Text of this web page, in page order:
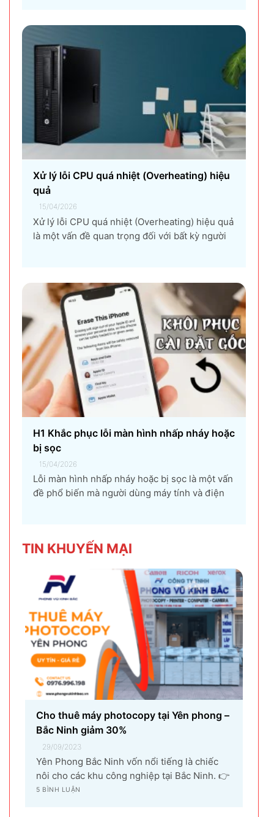
chi phí vận hành, ngày càng nhiều doanh
nghiệp lựa chọn giải pháp...
Xử lý lỗi CPU quá nhiệt (Overheating) hiệu
quả
15/04/2026
Xử lý lỗi CPU quá nhiệt (Overheating) hiệu quả
là một vấn đề quan trọng đối với bất kỳ người
gây ra...
H1 Khắc phục lỗi màn hình nhấp nháy hoặc
bị sọc
15/04/2026
Lỗi màn hình nhấp nháy hoặc bị sọc là một vấn
đề phổ biến mà người dùng máy tính và điện
nhân...
TIN KHUYẾN MẠI
Cho thuê máy photocopy tại Yên phong –
Bắc Ninh giảm 30%
29/09/2023
Yên Phong Bắc Ninh vốn nổi tiếng là chiếc
nôi cho các khu công nghiệp tại Bắc Ninh. 👉
Với sự góp mặt của tập đoàn SamSung đầu tư
5 BÌNH LUẬN